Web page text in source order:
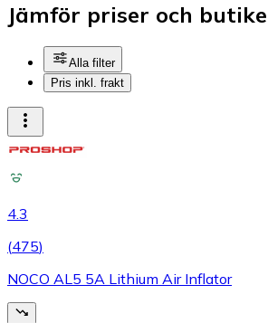
Jämför priser och
Alla filter
Pris inkl. frakt
4.3
(475)
NOCO AL5 5A Lithium Air Inflator